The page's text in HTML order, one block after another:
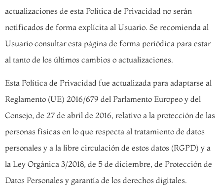
actualizaciones de esta Política de Privacidad no serán
notificados de forma explícita al Usuario. Se recomienda al
Usuario consultar esta página de forma periódica para estar
al tanto de los últimos cambios o actualizaciones.
Esta Política de Privacidad fue actualizada para adaptarse al
Reglamento (UE) 2016/679 del Parlamento Europeo y del
Consejo, de 27 de abril de 2016, relativo a la protección de las
personas físicas en lo que respecta al tratamiento de datos
personales y a la libre circulación de estos datos (RGPD) y a
la Ley Orgánica 3/2018, de 5 de diciembre, de Protección de
Datos Personales y garantía de los derechos digitales.